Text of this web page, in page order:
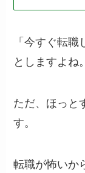
「今すぐ転
としますよね。
ただ、ほっと
す。
転職が怖いか